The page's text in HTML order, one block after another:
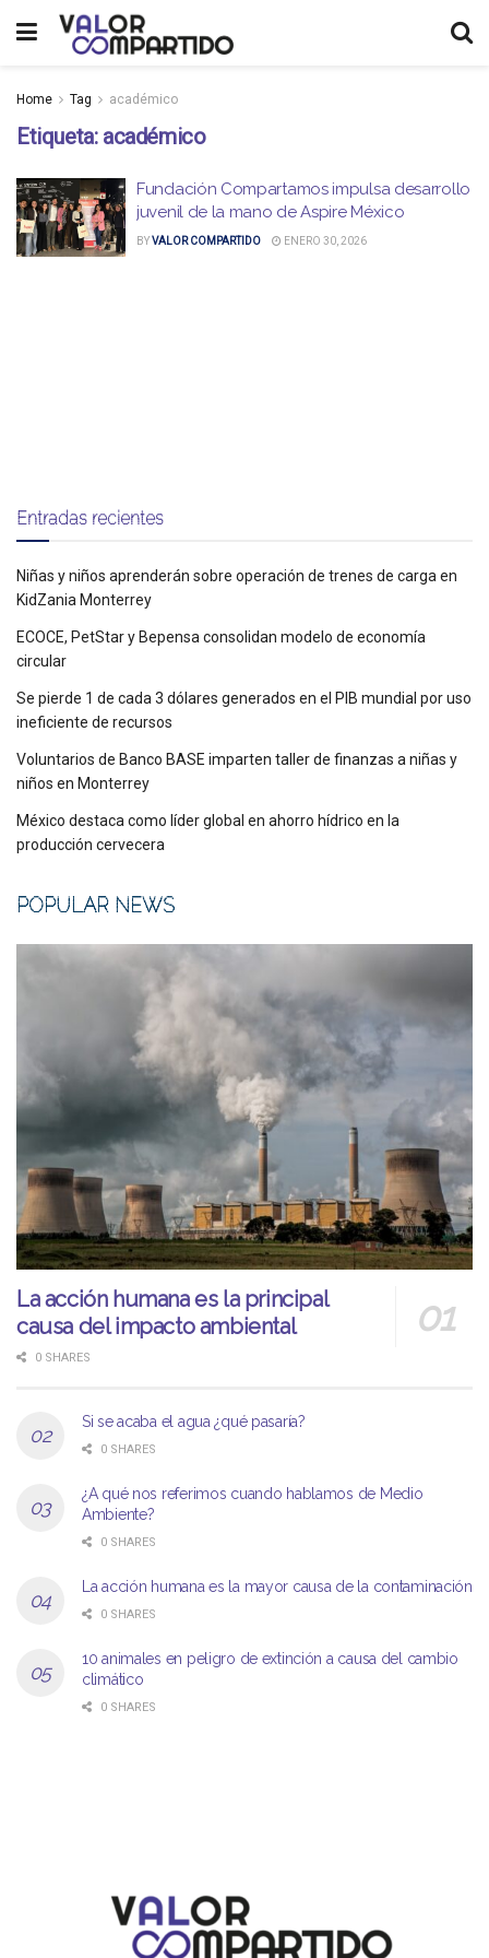
Home Tag académico
Etiqueta: académico
Fundación Compartamos impulsa desarrollo
juvenil de la mano de Aspire México
BYVALOR COMPARTIDO ENERO 30, 2026
Entradas recientes
Niñas y niños aprenderán sobre operación de trenes de carga en
KidZania Monterrey
ECOCE, PetStar y Bepensa consolidan modelo de economía
circular
Se pierde 1 de cada 3 dólares generados en el PIB mundial por uso
ineficiente de recursos
Voluntarios de Banco BASE imparten taller de finanzas a niñas y
niños en Monterrey
México destaca como líder global en ahorro hídrico en la
producción cervecera
POPULAR NEWS
La acción humana es la principal
causa del impacto ambiental
0 SHARES
Si se acaba el agua ¿qué pasaría?
0 SHARES
¿A qué nos referimos cuando hablamos de Medio
Ambiente?
0 SHARES
La acción humana es la mayor causa de la contaminación
0 SHARES
10 animales en peligro de extinción a causa del cambio
climático
0 SHARES